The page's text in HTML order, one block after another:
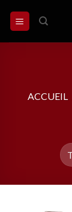
ACCUEIL